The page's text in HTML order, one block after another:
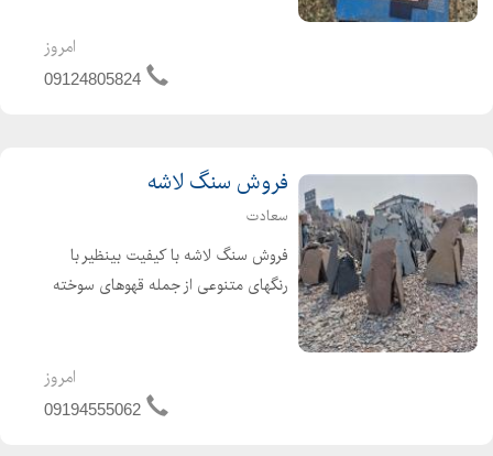
داخلی ارسال نمائید و همچنین جهت
امروز
09124805824
فروش سنگ لاشه
سعادت
فروش سنگ لاشه با کیفیت بینظیر با
رنگهای متنوعی از جمله قهوهای سوخته
تمام نقاط ایران مستقیم آز معدن بیدون
وسطه با هزینه مناسب ...
امروز
09194555062